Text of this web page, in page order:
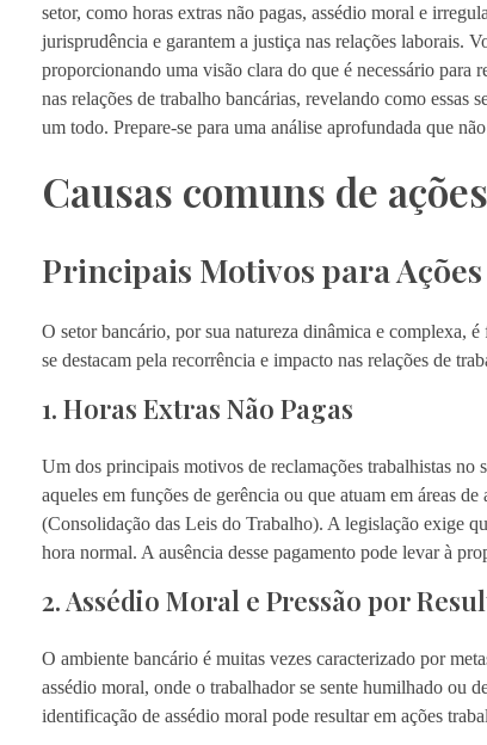
setor, como horas extras não pagas, assédio moral e
jurisprudência e garantem a justiça nas relações laborais.
proporcionando uma visão clara do que é necessário
nas relações de trabalho bancárias, revelando como essas
um todo. Prepare-se para uma análise aprofundada que
Causas comuns de
Principais Motivos para
O setor bancário, por sua natureza dinâmica e complexa,
se destacam pela recorrência e impacto nas relações de
1. Horas Extras Não Pagas
Um dos principais motivos de reclamações trabalhistas no
aqueles em funções de gerência ou que atuam em áreas
(Consolidação das Leis do Trabalho). A legislação exige
hora normal. A ausência desse pagamento pode levar à
2. Assédio Moral e Pressão por
O ambiente bancário é muitas vezes caracterizado por
assédio moral, onde o trabalhador se sente humilhado ou
identificação de assédio moral pode resultar em ações